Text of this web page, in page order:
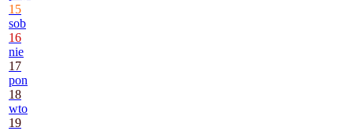
15
sob
16
nie
17
pon
18
wto
19